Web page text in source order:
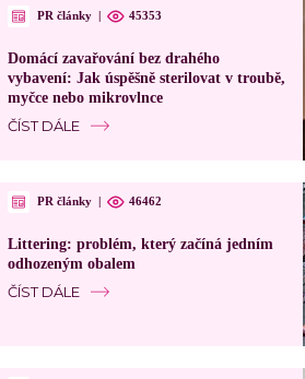
PR články 45353
Domácí zavařování bez drahého
vybavení: Jak úspěšně sterilovat v troubě,
myčce nebo mikrovlnce
ČÍST DÁLE
PR články 46462
Littering: problém, který začíná jedním
odhozeným obalem
ČÍST DÁLE